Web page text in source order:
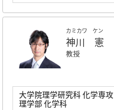
カミカワ ケン
神川 憲
教授
大学院理学研究科 化学専攻
理学部 化学科